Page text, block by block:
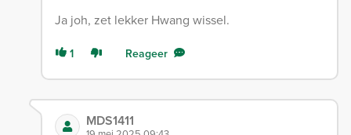
Ja joh, zet lekker Hwang wissel.
1 Reageer
MDS1411